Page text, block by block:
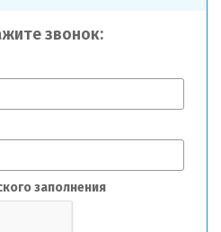
звонок:
заполнения